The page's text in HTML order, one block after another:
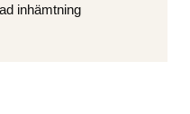
inhämtning